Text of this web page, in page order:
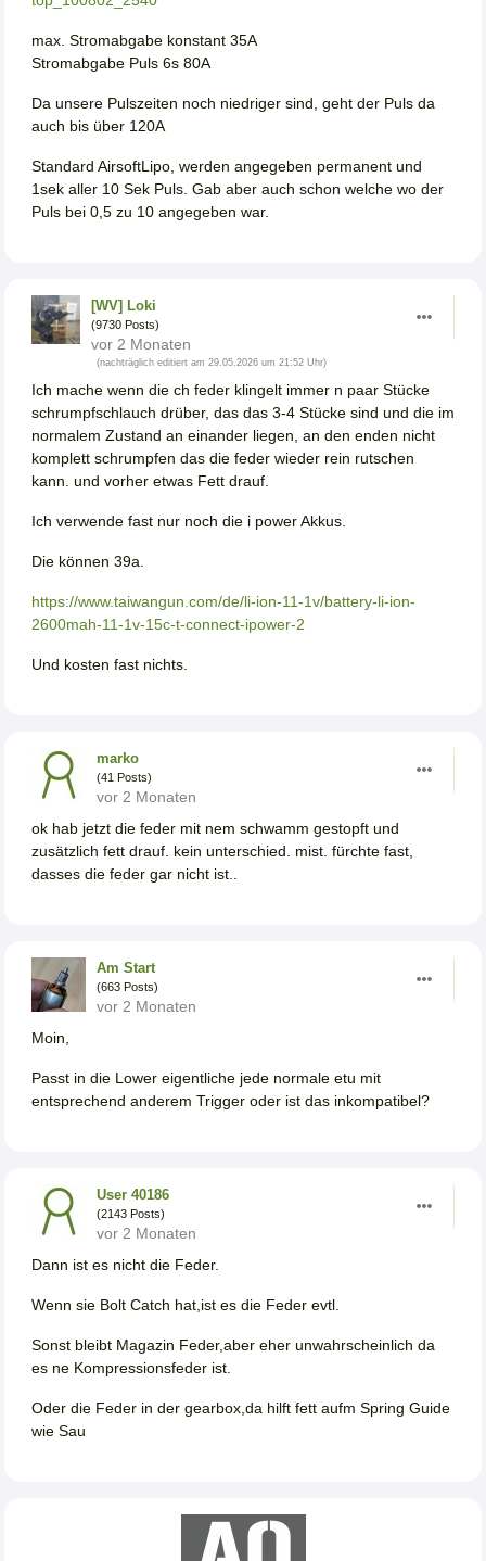
max. Stromabgabe konstant 35A
Stromabgabe Puls 6s 80A
Da unsere Pulszeiten noch niedriger sind, geht der Puls da
auch bis über 120A
Standard AirsoftLipo, werden angegeben permanent und
1sek aller 10 Sek Puls. Gab aber auch schon welche wo der
Puls bei 0,5 zu 10 angegeben war.
[WV] Loki
(9730 Posts)
vor 2 Monaten
(nachträglich editiert am 29.05.2026 um 21:52 Uhr)
Ich mache wenn die ch feder klingelt immer n paar Stücke
schrumpfschlauch drüber, das das 3-4 Stücke sind und die im
normalem Zustand an einander liegen, an den enden nicht
komplett schrumpfen das die feder wieder rein rutschen
kann. und vorher etwas Fett drauf.
Ich verwende fast nur noch die i power Akkus.
Die können 39a.
https://www.taiwangun.com/de/li-ion-11-1v/battery-li-ion-
2600mah-11-1v-15c-t-connect-ipower-2
Und kosten fast nichts.
marko
(41 Posts)
vor 2 Monaten
ok hab jetzt die feder mit nem schwamm gestopft und
zusätzlich fett drauf. kein unterschied. mist. fürchte fast,
dasses die feder gar nicht ist..
Am Start
(663 Posts)
vor 2 Monaten
Moin,
Passt in die Lower eigentliche jede normale etu mit
entsprechend anderem Trigger oder ist das inkompatibel?
User 40186
(2143 Posts)
vor 2 Monaten
Dann ist es nicht die Feder.
Wenn sie Bolt Catch hat,ist es die Feder evtl.
Sonst bleibt Magazin Feder,aber eher unwahrscheinlich da
es ne Kompressionsfeder ist.
Oder die Feder in der gearbox,da hilft fett aufm Spring Guide
wie Sau